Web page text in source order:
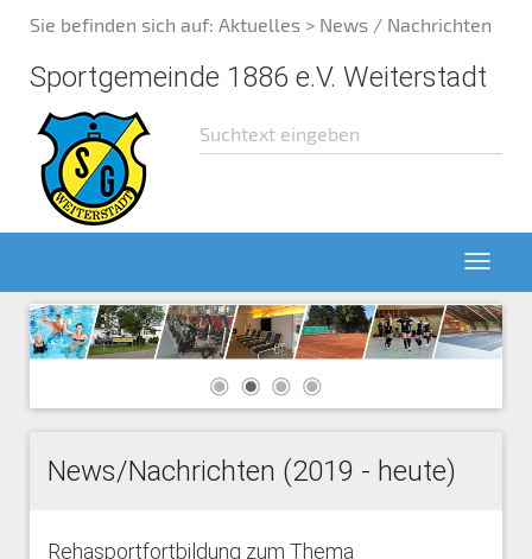
Sie befinden sich auf: Aktuelles > News / Nachrichten
Sportgemeinde 1886 e.V. Weiterstadt
News/Nachrichten (2019 - heute)
Rehasportfortbildung zum Thema